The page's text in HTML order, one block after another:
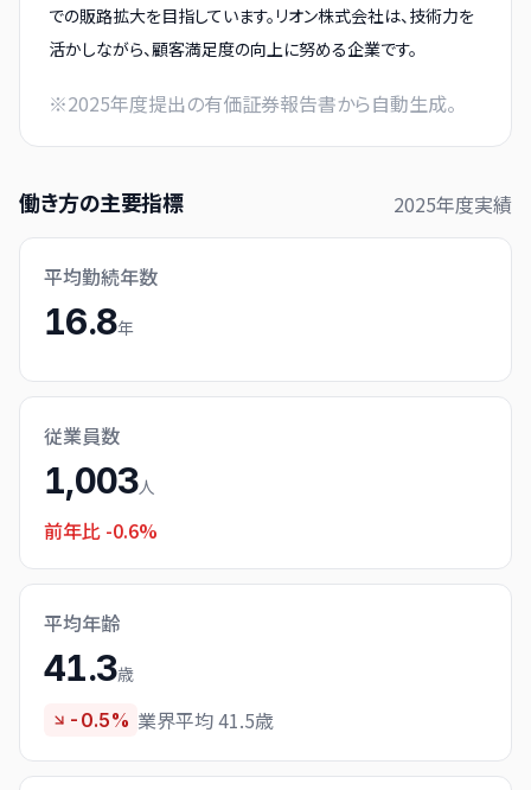
での販路拡大を目指しています。リオン株式会社は、技術力を
活かしながら、顧客満足度の向上に努める企業です。
※2025年度提出の有価証券報告書から自動生成。
働き方の主要指標 2025年度実績
平均勤続年数
16.8年
従業員数
1,003人
前年比 -0.6%
平均年齢
41.3歳
-0.5% 業界平均 41.5歳